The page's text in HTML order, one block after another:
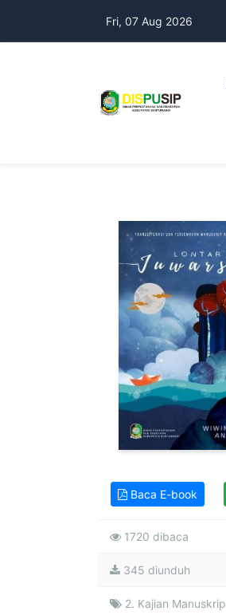
Fri, 07 Aug 2026
Baca E-book
1720 dibaca
345 diunduh
2. Kajian Manuskrip